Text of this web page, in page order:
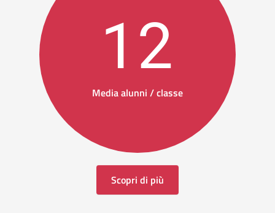
12
Media alunni / classe
Scopri di più